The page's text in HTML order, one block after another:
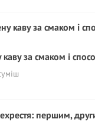
за смаком і